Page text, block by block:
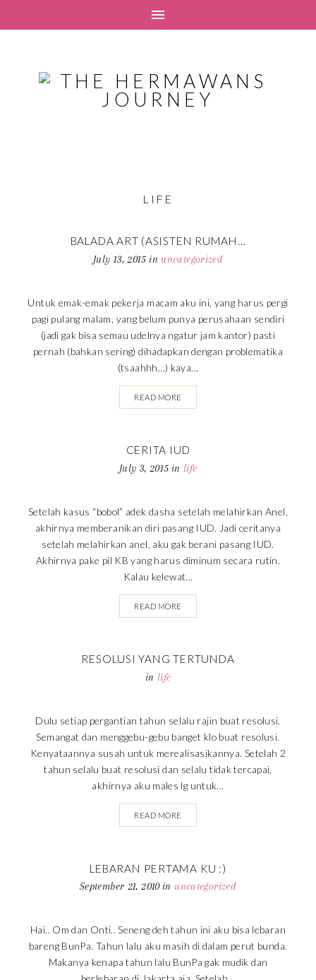
LIFE
BALADA ART (ASISTEN RUMAH...
July 13, 2015 in uncategorized
Untuk emak-emak pekerja macam aku ini, yang harus pergi
pagi pulang malam, yang belum punya perusahaan sendiri
(jadi gak bisa semau udelnya ngatur jam kantor) pasti
pernah (bahkan sering) dihadapkan dengan problematika
(tsaahhh…) kaya...
READ MORE
CERITA IUD
July 3, 2015 in life
Setelah kasus “bobol” adek dasha setelah melahirkan Anel,
akhirnya memberanikan diri pasang IUD. Jadi ceritanya
setelah melahirkan anel, aku gak berani pasang IUD.
Akhirnya pake pil KB yang harus diminum secara rutin.
Kalau kelewat...
READ MORE
RESOLUSI YANG TERTUNDA
in life
Dulu setiap pergantian tahun selalu rajin buat resolusi.
Semangat dan menggebu-gebu banget klo buat resolusi.
Kenyataannya susah untuk merealisasikannya. Setelah 2
tahun selalu buat resolusi dan selalu tidak tercapai,
akhirnya aku males lg untuk...
READ MORE
LEBARAN PERTAMA KU :)
September 21, 2010 in uncategorized
Hai.. Om dan Onti.. Seneng deh tahun ini aku bisa lebaran
bareng BunPa. Tahun lalu aku masih di dalam perut bunda.
Makanya kenapa tahun lalu BunPa gak mudik dan